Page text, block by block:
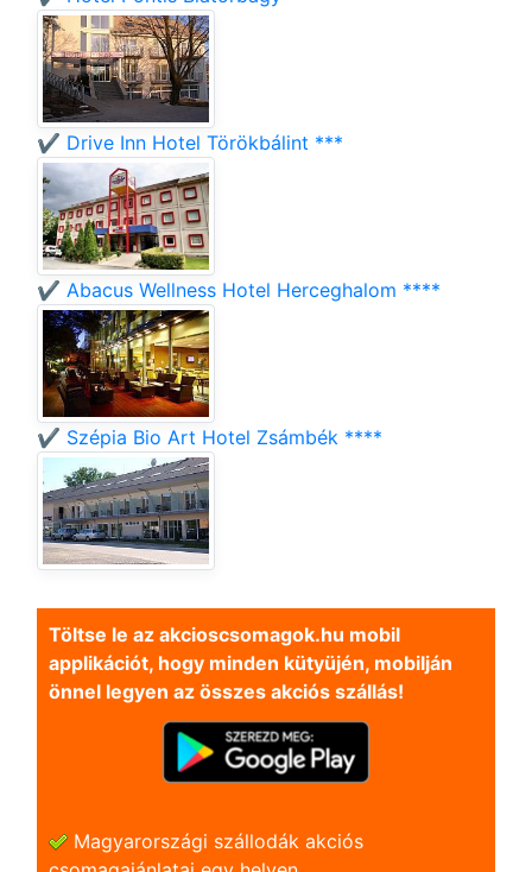
✔️ Drive Inn Hotel Törökbálint ***
✔️ Abacus Wellness Hotel Herceghalom ****
✔️ Szépia Bio Art Hotel Zsámbék ****
Töltse le az akcioscsomagok.hu mobil
applikációt, hogy minden kütyüjén, mobilján
önnel legyen az összes akciós szállás!
Magyarországi szállodák akciós